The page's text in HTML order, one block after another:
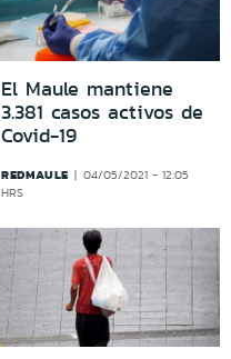
El Maule mantiene
3.381 casos activos de
Covid-19
REDMAULE
04/05/2021 - 12:05
HRS